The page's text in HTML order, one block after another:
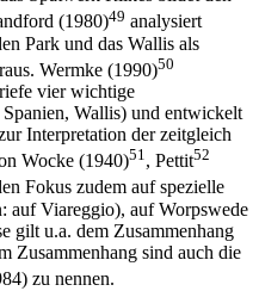
(1980)49 analysiert
Park und das Wallis als
Wermke (1990)50
vier wichtige
Wallis) und entwickelt
Interpretation der zeitgleich
Wocke (1940)51, Pettit52
Fokus zudem auf spezielle
auf Viareggio), auf Worpswede
gilt u.a. dem Zusammenhang
Zusammenhang sind auch die
zu nennen.